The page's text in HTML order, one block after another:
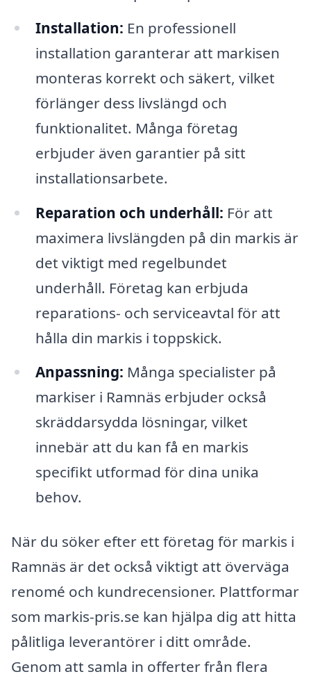
Installation: En professionell
installation garanterar att markisen
monteras korrekt och säkert, vilket
förlänger dess livslängd och
funktionalitet. Många företag
erbjuder även garantier på sitt
installationsarbete.
Reparation och underhåll: För att
maximera livslängden på din markis är
det viktigt med regelbundet
underhåll. Företag kan erbjuda
reparations- och serviceavtal för att
hålla din markis i toppskick.
Anpassning: Många specialister på
markiser i Ramnäs erbjuder också
skräddarsydda lösningar, vilket
innebär att du kan få en markis
specifikt utformad för dina unika
behov.
När du söker efter ett företag för markis i
Ramnäs är det också viktigt att överväga
renomé och kundrecensioner. Plattformar
som markis-pris.se kan hjälpa dig att hitta
pålitliga leverantörer i ditt område.
Genom att samla in offerter från flera